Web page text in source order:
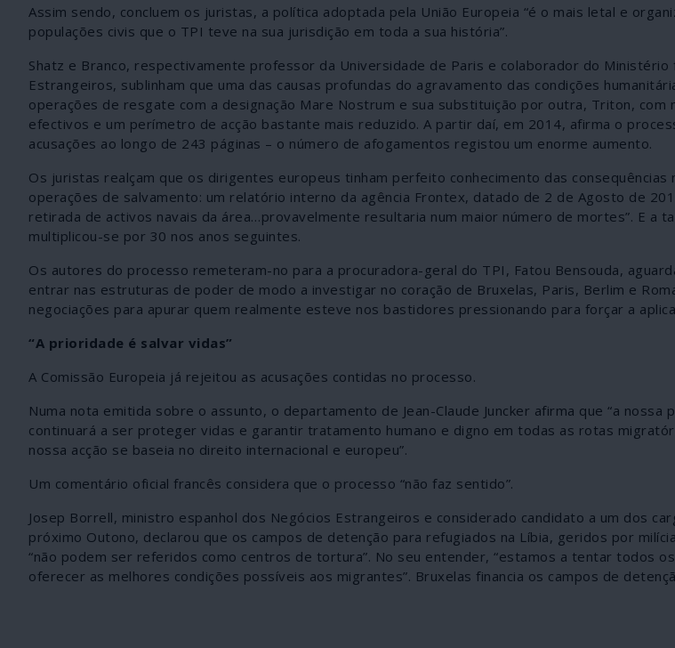
Assim sendo, concluem os juristas, a política adoptada pela União Europeia “é o mais letal e
populações civis que o TPI teve na sua jurisdição em toda a sua história”.
Shatz e Branco, respectivamente professor da Universidade de Paris e colaborador do Ministério
Estrangeiros, sublinham que uma das causas profundas do agravamento das condições
operações de resgate com a designação Mare Nostrum e sua substituição por outra, Triton, com
efectivos e um perímetro de acção bastante mais reduzido. A partir daí, em 2014, afirma o
acusações ao longo de 243 páginas – o número de afogamentos registou um enorme aumento.
Os juristas realçam que os dirigentes europeus tinham perfeito conhecimento das consequências
operações de salvamento: um relatório interno da agência Frontex, datado de 2 de Agosto de
retirada de activos navais da área…provavelmente resultaria num maior número de mortes”. E a
multiplicou-se por 30 nos anos seguintes.
Os autores do processo remeteram-no para a procuradora-geral do TPI, Fatou Bensouda,
entrar nas estruturas de poder de modo a investigar no coração de Bruxelas, Paris, Berlim e
negociações para apurar quem realmente esteve nos bastidores pressionando para forçar a
“A prioridade é salvar vidas”
A Comissão Europeia já rejeitou as acusações contidas no processo.
Numa nota emitida sobre o assunto, o departamento de Jean-Claude Juncker afirma que “a nossa
continuará a ser proteger vidas e garantir tratamento humano e digno em todas as rotas
nossa acção se baseia no direito internacional e europeu”.
Um comentário oficial francês considera que o processo “não faz sentido”.
Josep Borrell, ministro espanhol dos Negócios Estrangeiros e considerado candidato a um dos
próximo Outono, declarou que os campos de detenção para refugiados na Líbia, geridos por
“não podem ser referidos como centros de tortura”. No seu entender, “estamos a tentar todos
oferecer as melhores condições possíveis aos migrantes”. Bruxelas financia os campos de